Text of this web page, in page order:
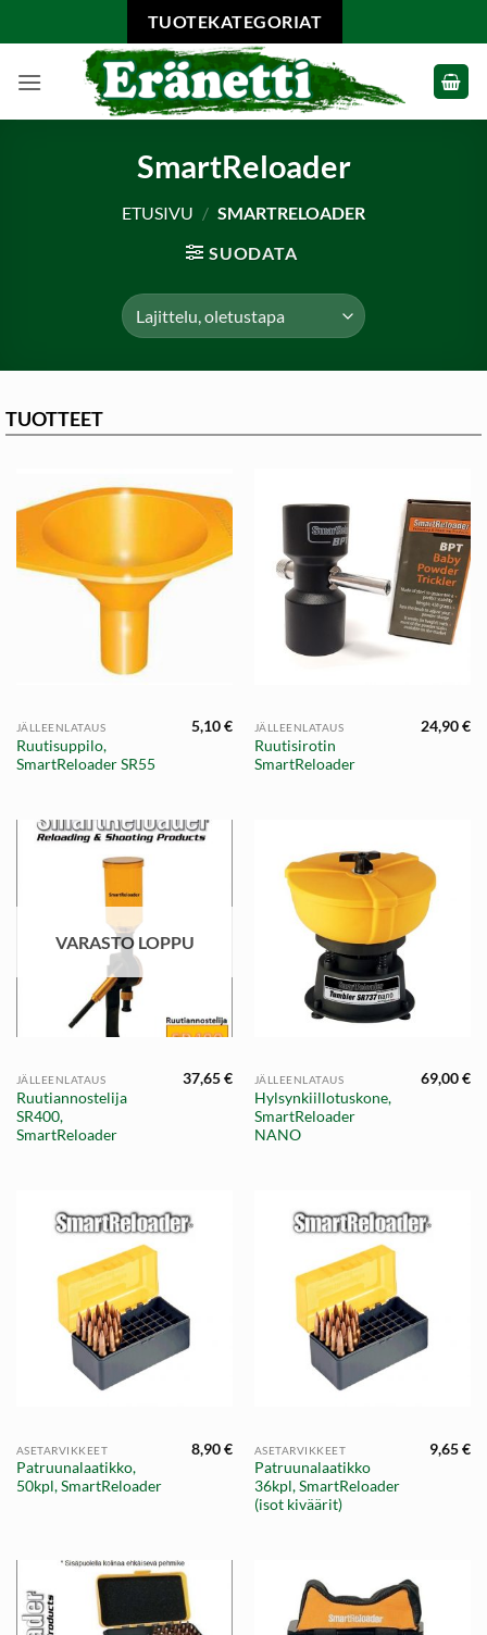
to
TUOTEKATEGORIAT
SmartReloader
ETUSIVU / SMARTRELOADER
SUODATA
TUOTTEET
JÄLLEENLATAUS
Ruutisuppilo,
SmartReloader SR55
5,10€ JÄLLEENLATAUS
Ruutisirotin
SmartReloader
24,90€
VARASTO LOPPU
JÄLLEENLATAUS
Ruutiannostelija
SR400,
SmartReloader
37,65€ JÄLLEENLATAUS
Hylsynkiillotuskone,
SmartReloader
NANO
69,00€
ASETARVIKKEET
Patruunalaatikko,
50kpl, SmartReloader
8,90€ ASETARVIKKEET
Patruunalaatikko
36kpl, SmartReloader
(isot kiväärit)
9,65€